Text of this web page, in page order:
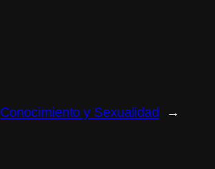
Conocimiento y Sexualidad →